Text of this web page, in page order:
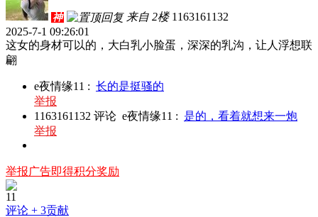
神 来自 2楼 1163161132
2025-7-1 09:26:01
这女的身材可以的，大白乳小脸蛋，深深的乳沟，让人浮想联
翩
e夜情缘11 : 长的是挺骚的
举报
1163161132 评论 e夜情缘11 : 是的，看着就想来一炮
举报
举报广告即得积分奖励
11
评论 + 3贡献